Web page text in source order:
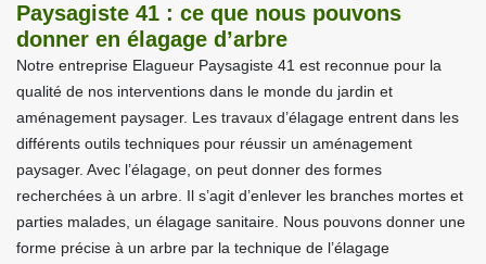
Paysagiste 41 : ce que nous pouvons
donner en élagage d’arbre
Notre entreprise Elagueur Paysagiste 41 est reconnue pour la
qualité de nos interventions dans le monde du jardin et
aménagement paysager. Les travaux d’élagage entrent dans les
différents outils techniques pour réussir un aménagement
paysager. Avec l’élagage, on peut donner des formes
recherchées à un arbre. Il s’agit d’enlever les branches mortes et
parties malades, un élagage sanitaire. Nous pouvons donner une
forme précise à un arbre par la technique de l’élagage